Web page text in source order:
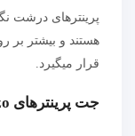
هستند و بیشتر بر
قرار میگیرد.
جت پرینترهای Piezo